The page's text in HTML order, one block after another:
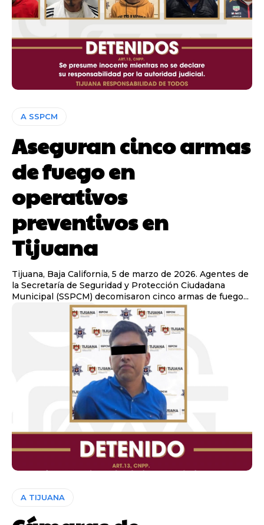
A SSPCM
Aseguran cinco armas
de fuego en
operativos
preventivos en
Tijuana
Tijuana, Baja California, 5 de marzo de 2026. Agentes de
la Secretaría de Seguridad y Protección Ciudadana
Municipal (SSPCM) decomisaron cinco armas de fuego...
A TIJUANA